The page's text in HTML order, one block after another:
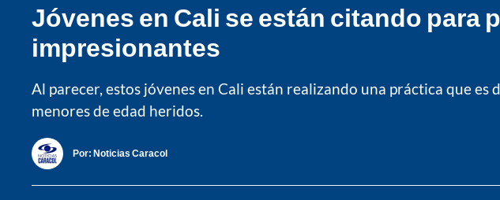
Jóvenes en Cali se están citando para
impresionantes
Al parecer, estos jóvenes en Cali están realizando una práctica que
menores de edad heridos.
Por: Noticias Caracol